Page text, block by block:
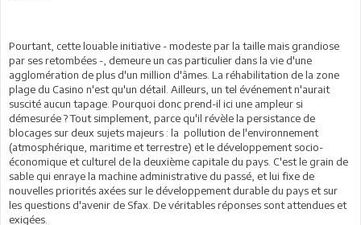
Pourtant, cette louable initiative - modeste par la taille mais grandiose
par ses retombées -, demeure un cas particulier dans la vie d'une
agglomération de plus d'un million d'âmes. La réhabilitation de la zone
plage du Casino n'est qu'un détail. Ailleurs, un tel événement n'aurait
suscité aucun tapage. Pourquoi donc prend-il ici une ampleur si
démesurée ? Tout simplement, parce qu'il révèle la persistance de
blocages sur deux sujets majeurs : la pollution de l'environnement
(atmosphérique, maritime et terrestre) et le développement socio-
économique et culturel de la deuxième capitale du pays. C'est le grain de
sable qui enraye la machine administrative du passé, et lui fixe de
nouvelles priorités axées sur le développement durable du pays et sur
les questions d'avenir de Sfax. De véritables réponses sont attendues et
exigées.